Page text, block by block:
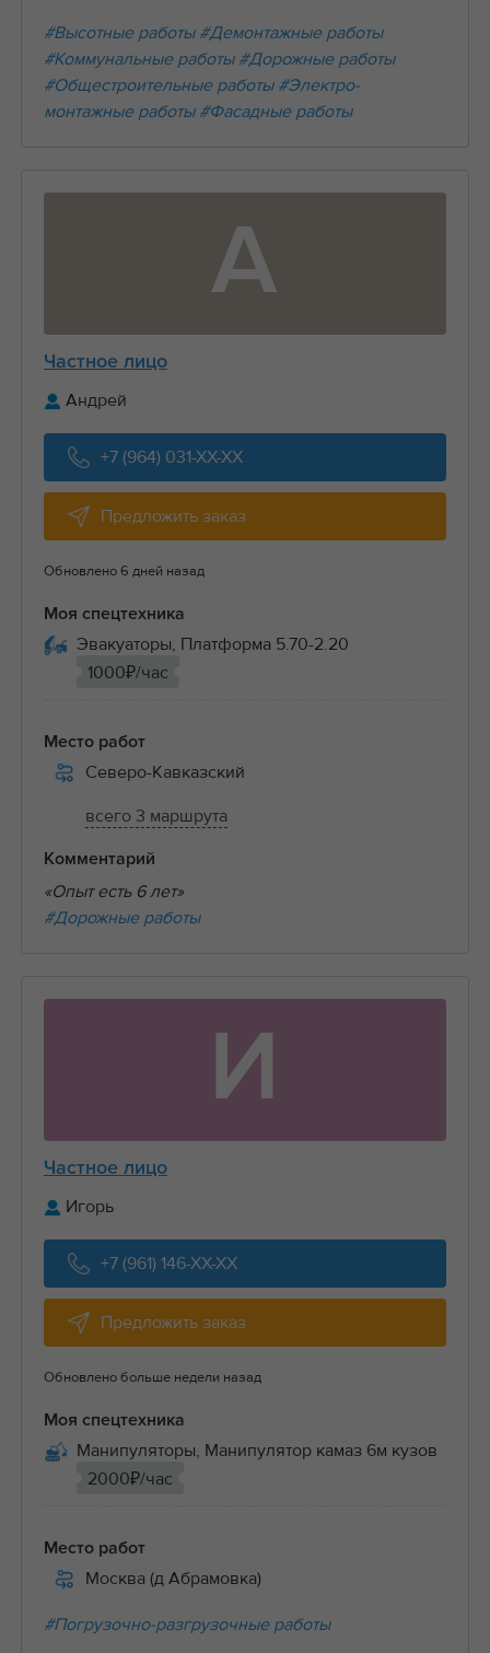
#Высотные работы #Демонтажные работы
#Коммунальные работы #Дорожные работы
#Общестроительные работы #Электро-
монтажные работы #Фасадные работы
А
Частное лицо
Андрей
+7 (964) 031-XX-XX
Предложить заказ
Обновлено 6 дней назад
Моя спецтехника
Эвакуаторы, Платформа 5.70-2.20
1000₽/час
Место работ
Северо-Кавказский
всего 3 маршрута
Комментарий
«Опыт есть 6 лет»
#Дорожные работы
И
Частное лицо
Игорь
+7 (961) 146-XX-XX
Предложить заказ
Обновлено больше недели назад
Моя спецтехника
Манипуляторы, Манипулятор камаз 6м кузов
2000₽/час
Место работ
Москва (д Абрамовка)
#Погрузочно-разгрузочные работы